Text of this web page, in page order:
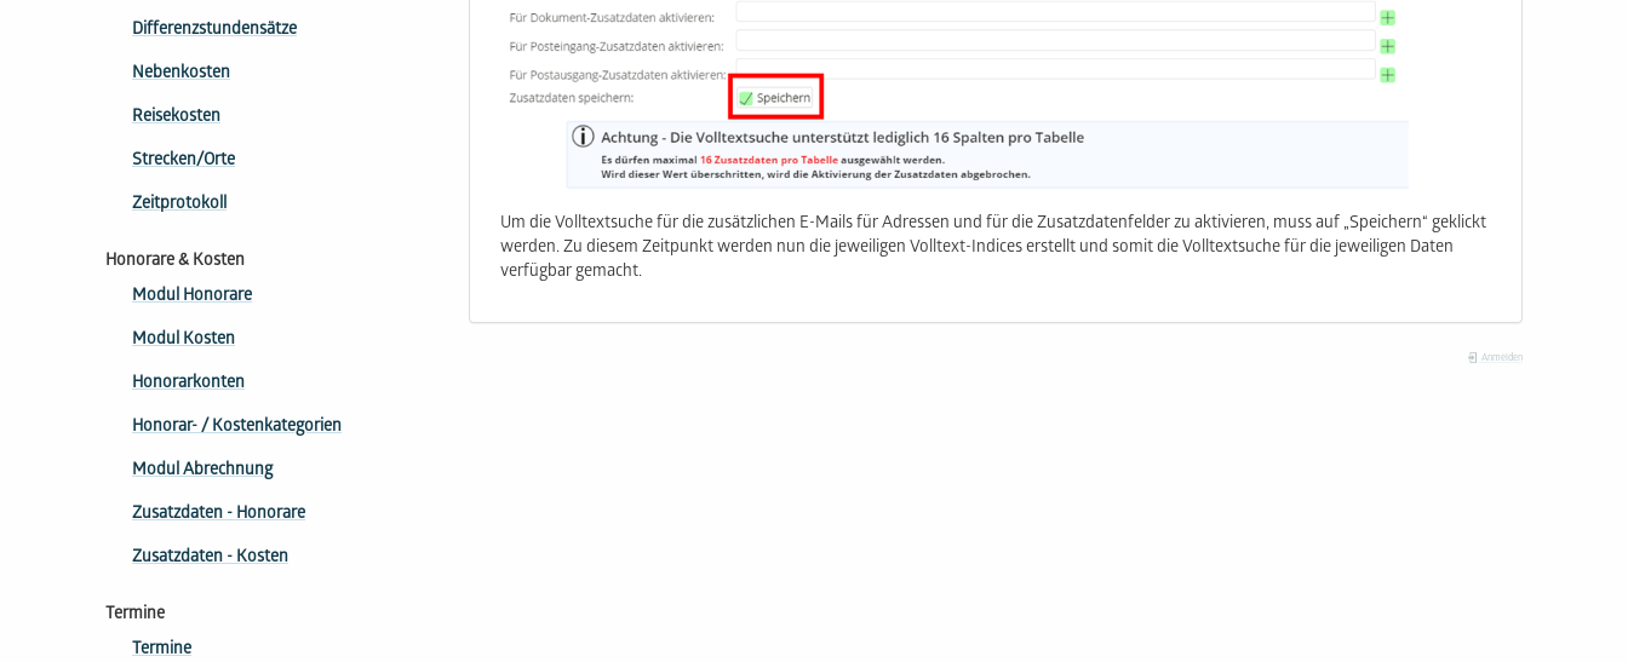
Differenzstundensätze
Nebenkosten
Reisekosten
Strecken/Orte
Zeitprotokoll
Honorare & Kosten
Modul Honorare
Modul Kosten
Honorarkonten
Honorar- / Kostenkategorien
Modul Abrechnung
Zusatzdaten - Honorare
Zusatzdaten - Kosten
Termine
Termine
Um die Volltextsuche für die zusätzlichen E-Mails für Adressen und für die Zusatzdatenfelder zu aktivieren, muss auf „Speichern“ geklickt
werden. Zu diesem Zeitpunkt werden nun die jeweiligen Volltext-Indices erstellt und somit die Volltextsuche für die jeweiligen Daten
verfügbar gemacht.
Anmelden